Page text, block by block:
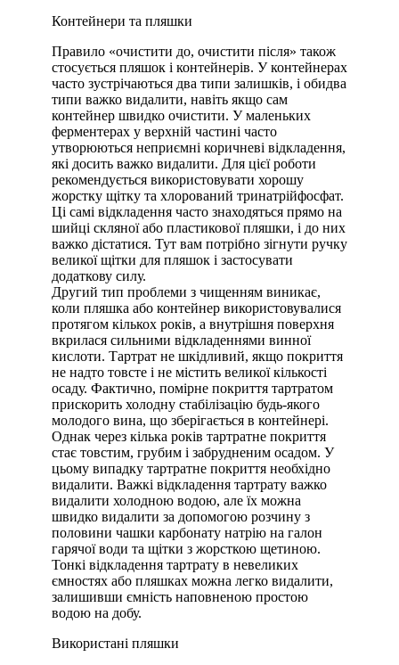
Контейнери та пляшки
Правило «очистити до, очистити після» також
стосується пляшок і контейнерів. У контейнерах
часто зустрічаються два типи залишків, і обидва
типи важко видалити, навіть якщо сам
контейнер швидко очистити. У маленьких
ферментерах у верхній частині часто
утворюються неприємні коричневі відкладення,
які досить важко видалити. Для цієї роботи
рекомендується використовувати хорошу
жорстку щітку та хлорований тринатрійфосфат.
Ці самі відкладення часто знаходяться прямо на
шийці скляної або пластикової пляшки, і до них
важко дістатися. Тут вам потрібно зігнути ручку
великої щітки для пляшок і застосувати
додаткову силу.
Другий тип проблеми з чищенням виникає,
коли пляшка або контейнер використовувалися
протягом кількох років, а внутрішня поверхня
вкрилася сильними відкладеннями винної
кислоти. Тартрат не шкідливий, якщо покриття
не надто товсте і не містить великої кількості
осаду. Фактично, помірне покриття тартратом
прискорить холодну стабілізацію будь-якого
молодого вина, що зберігається в контейнері.
Однак через кілька років тартратне покриття
стає товстим, грубим і забрудненим осадом. У
цьому випадку тартратне покриття необхідно
видалити. Важкі відкладення тартрату важко
видалити холодною водою, але їх можна
швидко видалити за допомогою розчину з
половини чашки карбонату натрію на галон
гарячої води та щітки з жорсткою щетиною.
Тонкі відкладення тартрату в невеликих
ємностях або пляшках можна легко видалити,
залишивши ємність наповненою простою
водою на добу.
Використані пляшки